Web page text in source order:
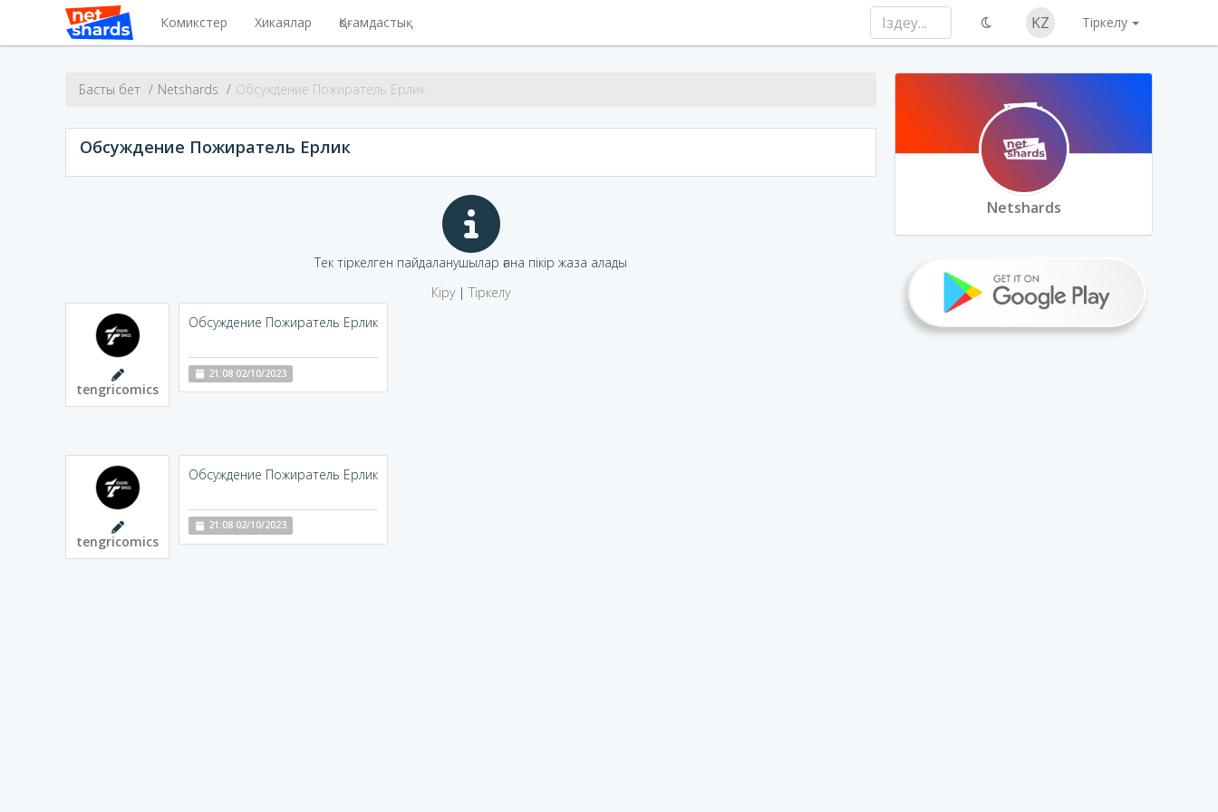
Комикстер Хикаялар Қоғамдастық KZ Тіркелу
Басты бет Netshards Обсуждение Пожиратель Ерлик
Обсуждение Пожиратель Ерлик
Тек тіркелген пайдаланушылар ғана пікір жаза алады
Кіру| Тіркелу
tengricomics
Обсуждение Пожиратель Ерлик
21:08 02/10/2023
tengricomics
Обсуждение Пожиратель Ерлик
21:08 02/10/2023
Netshards